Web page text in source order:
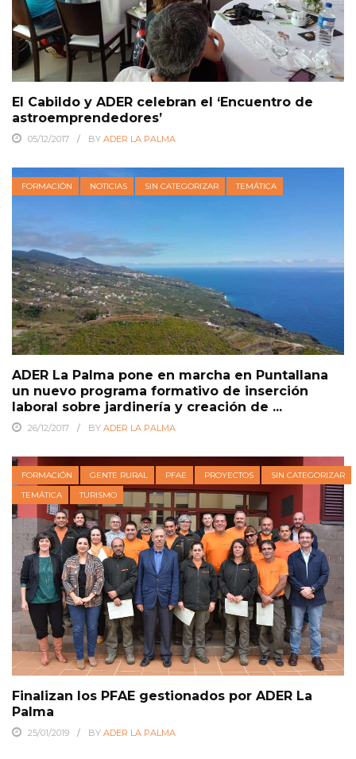
El Cabildo y ADER celebran el ‘Encuentro de
astroemprendedores’
05/12/2017 BY ADER LA PALMA
FORMACIÓN NOTICIAS SIN CATEGORIZAR TEMÁTICA
ADER La Palma pone en marcha en Puntallana
un nuevo programa formativo de inserción
laboral sobre jardinería y creación de ...
26/12/2017 BY ADER LA PALMA
FORMACIÓN GENTE RURAL PFAE PROYECTOS
SIN CATEGORIZAR
TEMÁTICA
TURISMO
Finalizan los PFAE gestionados por ADER La
Palma
25/01/2019 BY ADER LA PALMA